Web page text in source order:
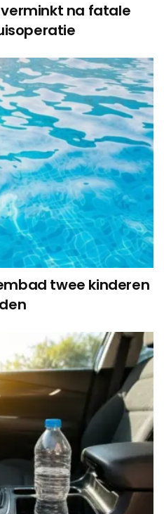
na fatale
twee kinderen